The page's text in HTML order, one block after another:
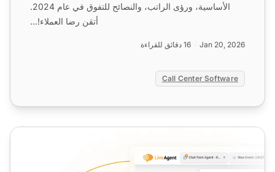
الأساسية، ورؤى الراتب، والنصائح للتفوق في عام 2024.
أتقن رضا العملاء!...
Jan 20, 2026 16 دقائق للقراءة
Call Center Software
مدير خدمة العملاء